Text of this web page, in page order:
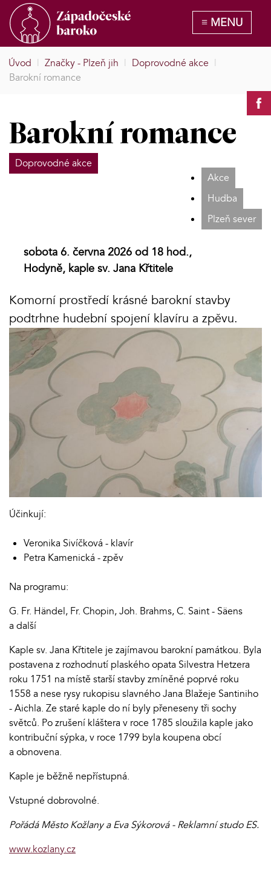
Úvod | Značky - Plzeň jih | Doprovodné akce |
Barokní romance
Barokní romance
Doprovodné akce
Akce
Hudba
Plzeň sever
sobota 6. června 2026 od 18 hod.,
Hodyně, kaple sv. Jana Křtitele
Komorní prostředí krásné barokní stavby
podtrhne hudební spojení klavíru a zpěvu.
Účinkují:
Veronika Sivíčková - klavír
Petra Kamenická - zpěv
Na programu:
G. Fr. Händel, Fr. Chopin, Joh. Brahms, C. Saint - Säens
a další
Kaple sv. Jana Křtitele je zajímavou barokní památkou. Byla
postavena z rozhodnutí plaského opata Silvestra Hetzera
roku 1751 na místě starší stavby zmíněné poprvé roku
1558 a nese rysy rukopisu slavného Jana Blažeje Santiniho
- Aichla. Ze staré kaple do ní byly přeneseny tři sochy
světců. Po zrušení kláštera v roce 1785 sloužila kaple jako
kontribuční sýpka, v roce 1799 byla koupena obcí
a obnovena.
Kaple je běžně nepřístupná.
Vstupné dobrovolné.
Pořádá Město Kožlany a Eva Sýkorová - Reklamní studo ES.
www.kozlany.cz